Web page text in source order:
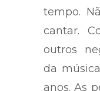
tempo.
cantar.
outros
da
anos. As